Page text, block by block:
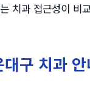
치과 접근성이 비
구 치과 안